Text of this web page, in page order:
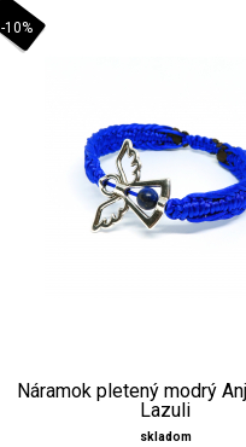
-10%
Náramok pletený modrý
Lazuli
skladom